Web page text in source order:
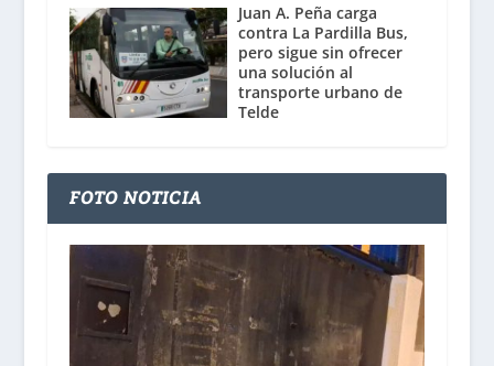
Juan A. Peña carga
contra La Pardilla Bus,
pero sigue sin ofrecer
una solución al
transporte urbano de
Telde
FOTO NOTICIA